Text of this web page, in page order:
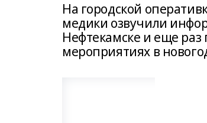
На городской
медики озвучили
Нефтекамске и еще раз
мероприятиях в